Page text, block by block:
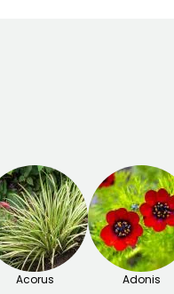
Acorus Adonis